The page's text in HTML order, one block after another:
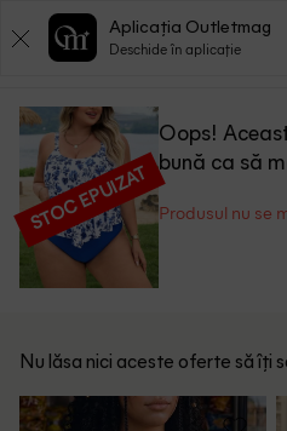
STOC EPUIZAT
Oops!
bună ca să
Produsul nu se
Nu lăsa nici aceste oferte să îți
Aplicația Outletmag
Deschide în aplicație